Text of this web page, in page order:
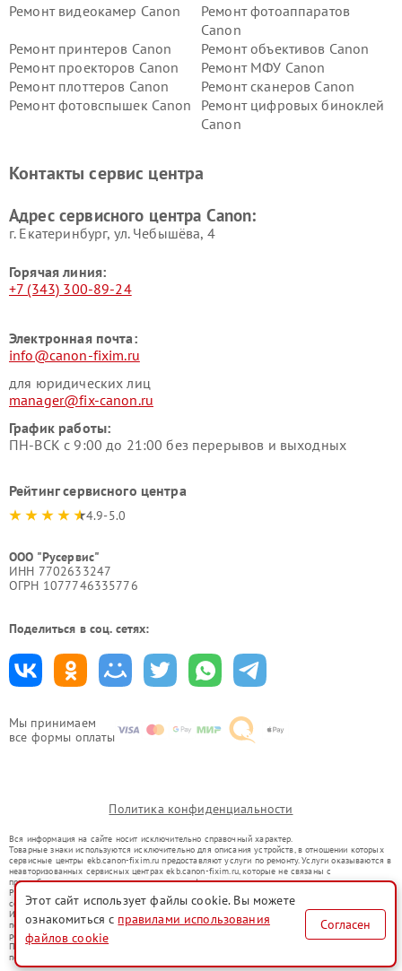
Мы принимаем
все формы оплаты
Ремонт видеокамер Canon
Ремонт фотоаппаратов
Canon
Ремонт принтеров Canon
Ремонт объективов Canon
Ремонт проекторов Canon
Ремонт МФУ Canon
Ремонт плоттеров Canon
Ремонт сканеров Canon
Ремонт фотовспышек Canon
Ремонт цифровых биноклей
Canon
Контакты сервис центра
Адрес сервисного центра Canon:
г. Екатеринбург, ул. Чебышёва, 4
Горячая линия:
+7 (343) 300-89-24
Электронная почта:
info@canon-fixim.ru
для юридических лиц
manager@fix-canon.ru
График работы:
ПН-ВСК с 9:00 до 21:00 без перерывов и выходных
Рейтинг сервисного центра
4.9-5.0
ООО "Русервис"
ИНН 7702633247
ОГРН 1077746335776
Поделиться в соц. сетях:
Политика конфиденциальности
Вся информация на сайте носит исключительно справочный характер.
Товарные знаки используются исключительно для описания устройств, в отношении которых
сервисные центры ekb.canon-fixim.ru предоставляют услуги по ремонту. Услуги оказываются в
неавторизованных сервисных центрах ekb.canon-fixim.ru, которые не связаны с
правообладателями товарных знаков или их официальными представителями.
Ремонт осуществляется для устройств, уже введенных в гражданский оборот в соответствии
со статьей 1487 ГК РФ.
Использование товарных знаков не преследует цели индивидуализации услуг или введения
потребителей в заблуждение, а служит для информирования о предоставляемых услугах по
ремонту техники указанных брендов.
Представленная на сайте информация не является публичной офертой, определяемой
положениями Статьи 437(2) Гражданского кодекса РФ
Этот сайт использует файлы cookie. Вы можете
ознакомиться с правилами использования
файлов cookie
Согласен